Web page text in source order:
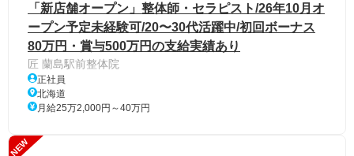
「新店舗オープン」整体師・セラピスト/26年10月オ
ープン予定未経験可/20〜30代活躍中/初回ボーナス
80万円・賞与500万円の支給実績あり
匠 蘭島駅前整体院
正社員
北海道
月給25万2,000円～40万円
NEW